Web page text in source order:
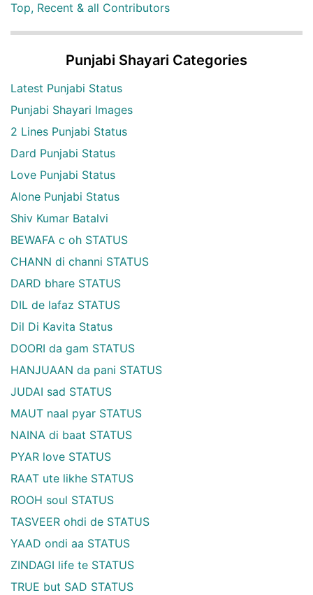
Top, Recent & all Contributors
Punjabi Shayari Categories
Latest Punjabi Status
Punjabi Shayari Images
2 Lines Punjabi Status
Dard Punjabi Status
Love Punjabi Status
Alone Punjabi Status
Shiv Kumar Batalvi
BEWAFA c oh STATUS
CHANN di channi STATUS
DARD bhare STATUS
DIL de lafaz STATUS
Dil Di Kavita Status
DOORI da gam STATUS
HANJUAAN da pani STATUS
JUDAI sad STATUS
MAUT naal pyar STATUS
NAINA di baat STATUS
PYAR love STATUS
RAAT ute likhe STATUS
ROOH soul STATUS
TASVEER ohdi de STATUS
YAAD ondi aa STATUS
ZINDAGI life te STATUS
TRUE but SAD STATUS